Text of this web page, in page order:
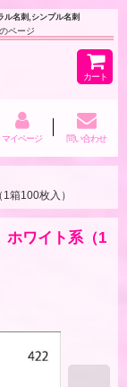
名刺,シンプル名刺
ページ
カート
マイページ 問い合わせ
100枚入）
ワイト系（1